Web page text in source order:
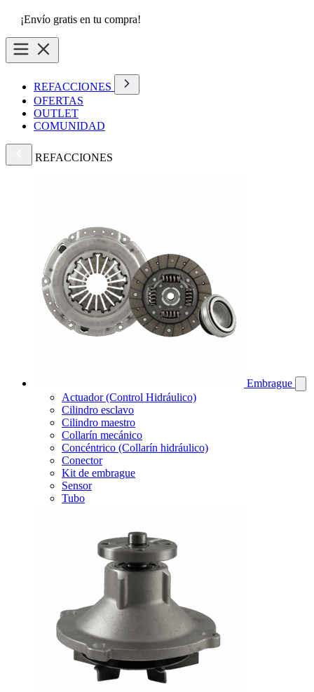
¡Envío gratis en tu compra!
REFACCIONES
OFERTAS
OUTLET
COMUNIDAD
REFACCIONES
Embrague
Actuador (Control Hidráulico)
Cilindro esclavo
Cilindro maestro
Collarín mecánico
Concéntrico (Collarín hidráulico)
Conector
Kit de embrague
Sensor
Tubo